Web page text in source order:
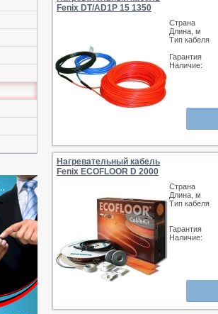
Fenix DT/AD1P 15 1350
Страна
Длина, м
Тип кабеля
Гарантия
Наличие:
Нагревательный кабель
Fenix ECOFLOOR D 2000
Страна
Длина, м
Тип кабеля
Гарантия
Наличие: